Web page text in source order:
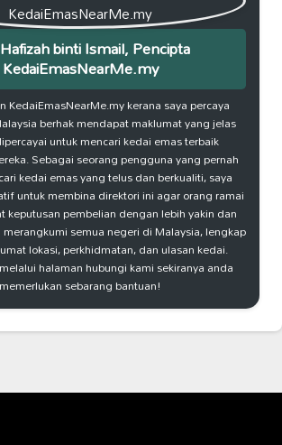
binti Ismail, Pencipta
KedaiEmasNearMe.my
KedaiEmasNearMe.my kerana saya percaya
berhak mendapat maklumat yang jelas
untuk mencari kedai emas terbaik
Sebagai seorang pengguna yang pernah
kedai emas yang telus dan berkualiti, saya
untuk membina direktori ini agar orang ramai
keputusan pembelian dengan lebih yakin dan
semua negeri di Malaysia, lengkap
lokasi, perkhidmatan, dan ulasan kedai.
halaman hubungi kami sekiranya anda
memerlukan sebarang bantuan!